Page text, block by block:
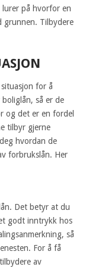
lurer på hvorfor en
grunnen. Tilbydere
for å
så er de
og det er en fordel
tilbyr gjerne
hvordan de
forbrukslån. Her
Det betyr at du
godt inntrykk hos
så
For å få
av